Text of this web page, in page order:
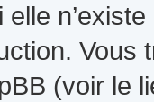
elle
Vous
(voir le